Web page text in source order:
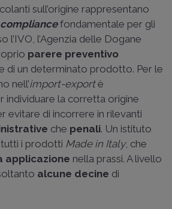
sull’origine rappresentano
compliance fondamentale per gli
l’IVO, l’Agenzia delle Dogane
parere preventivo
di un determinato prodotto. Per le
nell’import-exportè
individuare la corretta origine
evitare di incorrere in rilevanti
che penali. Un istituto
i prodotti Made in Italy, che
applicazione nella prassi. A livello
alcune decine di